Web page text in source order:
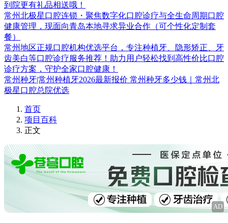
到院更有礼品相送哦！
常州北极星口腔连锁・聚焦数字化口腔诊疗与全生命周期口腔
健康管理，现面向青岛本地寻求异业合作（可个性化定制套
餐）
常州地区正规口腔机构优选平台，专注种植牙、隐形矫正、牙
齿美白等口腔诊疗服务推荐！助力用户轻松找到高性价比口腔
诊疗方案，守护全家口腔健康！
常州种牙|常州种植牙2026最新报价 常州种牙多少钱｜常州北
极星口腔总院优选
首页
项目百科
正文
AD